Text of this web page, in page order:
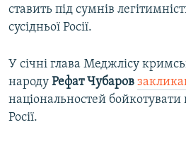
ставить під сумнів
сусідньої Росії.
У січні глава Меджлісу
народу Рефат Чубаров
національностей
Росії.